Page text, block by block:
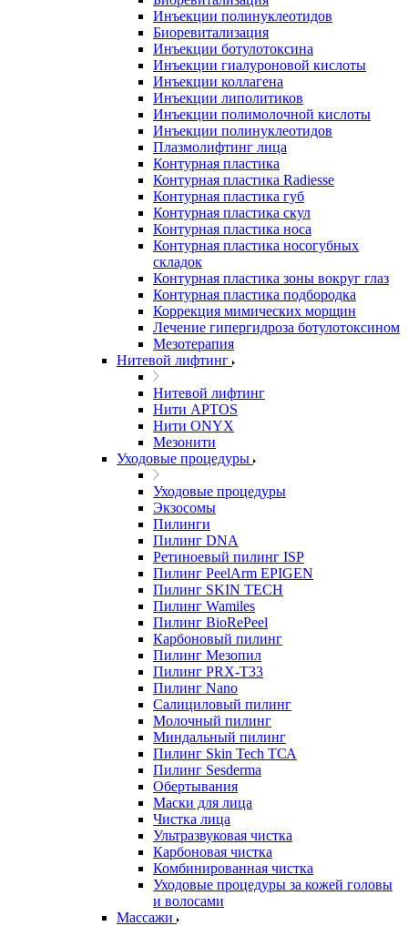
Инъекции полинуклеотидов
Биоревитализация
Инъекции ботулотоксина
Инъекции гиалуроновой кислоты
Инъекции коллагена
Инъекции липолитиков
Инъекции полимолочной кислоты
Инъекции полинуклеотидов
Плазмолифтинг лица
Контурная пластика
Контурная пластика Radiesse
Контурная пластика губ
Контурная пластика скул
Контурная пластика носа
Контурная пластика носогубных
складок
Контурная пластика зоны вокруг глаз
Контурная пластика подбородка
Коррекция мимических морщин
Лечение гипергидроза ботулотоксином
Мезотерапия
Нитевой лифтинг
Нитевой лифтинг
Нити APTOS
Нити ONYX
Мезонити
Уходовые процедуры
Уходовые процедуры
Экзосомы
Пилинги
Пилинг DNA
Ретиноевый пилинг ISP
Пилинг PeelArm EPIGEN
Пилинг SKIN TECH
Пилинг Wamiles
Пилинг BioRePeel
Карбоновый пилинг
Пилинг Мезопил
Пилинг PRX-T33
Пилинг Nano
Салициловый пилинг
Молочный пилинг
Миндальный пилинг
Пилинг Skin Tech ТСА
Пилинг Sesderma
Обертывания
Маски для лица
Чистка лица
Ультразвуковая чистка
Карбоновая чистка
Комбинированная чистка
Уходовые процедуры за кожей головы
и волосами
Массажи